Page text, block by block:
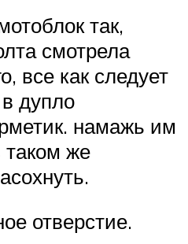
так,
смотрела
все как следует
дупло
намажь им
таком же
отверстие.